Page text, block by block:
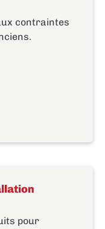
contraintes
pour